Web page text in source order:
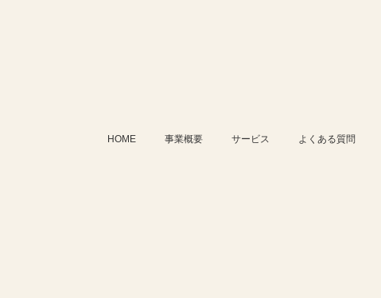
HOME 事業概要 サービス よくある質問